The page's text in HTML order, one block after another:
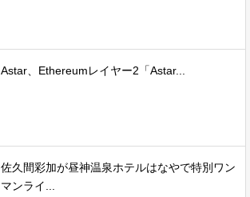
Astar、Ethereumレイヤー2「Astar...
佐久間彩加が昼神温泉ホテルはなやで特別ワン
マンライ...